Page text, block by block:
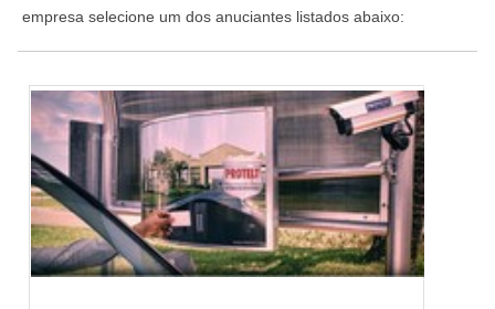
empresa selecione um dos anuciantes listados abaixo: